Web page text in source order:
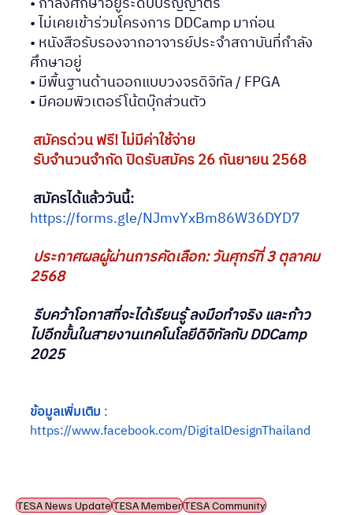
• ไม่เคยเข้าร่วมโครงการ DDCamp มาก่อน
• หนังสือรับรองจากอาจารย์ประจำสถาบันที่กำลัง
ศึกษาอยู่
• มีพื้นฐานด้านออกแบบวงจรดิจิทัล / FPGA
• มีคอมพิวเตอร์โน้ตบุ๊กส่วนตัว
สมัครด่วน ฟรี! ไม่มีค่าใช้จ่าย
รับจำนวนจำกัด ปิดรับสมัคร 26 กันยายน 2568
สมัครได้แล้ววันนี้:
https://forms.gle/NJmvYxBm86W36DYD7
ประกาศผลผู้ผ่านการคัดเลือก: วันศุกร์ที่ 3 ตุลาคม
2568
รีบคว้าโอกาสที่จะได้เรียนรู้ ลงมือทำจริง และก้าว
ไปอีกขั้นในสายงานเทคโนโลยีดิจิทัลกับ DDCamp
2025
ข้อมูลเพิ่มเติม :
https://www.facebook.com/DigitalDesignThailand
TESA News UpdateTESA MemberTESA Community